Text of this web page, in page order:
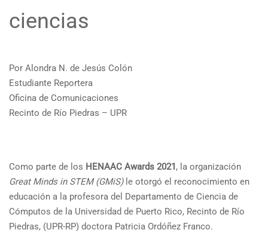
ciencias
Por Alondra N. de Jesús Colón
Estudiante Reportera
Oficina de Comunicaciones
Recinto de Río Piedras – UPR
Como parte de los HENAAC Awards 2021, la organización
Great Minds in STEM (GMiS) le otorgó el reconocimiento en
educación a la profesora del Departamento de Ciencia de
Cómputos de la Universidad de Puerto Rico, Recinto de Río
Piedras, (UPR-RP) doctora Patricia Ordóñez Franco.